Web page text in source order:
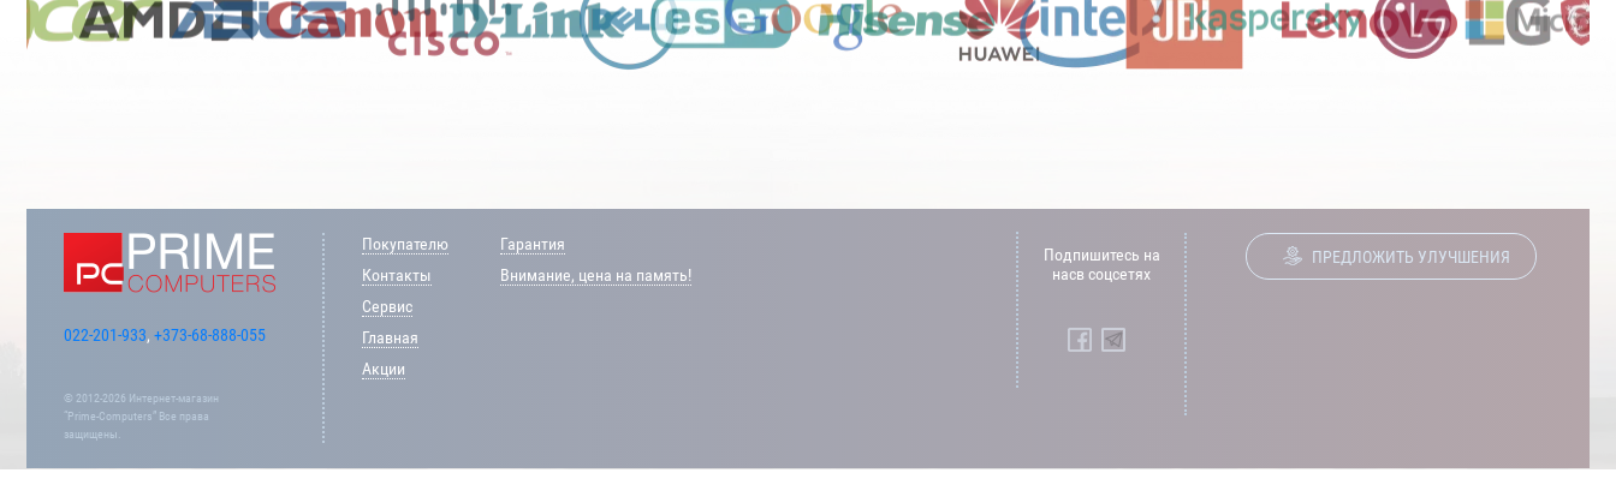
022-201-933, +373-68-888-055
© 2012-2026 Интернет-магазин
“Prime-Computers” Все права
защищены.
Покупателю
Контакты
Сервис
Главная
Акции
Гарантия
Внимание, цена на память!
Подпишитесь на
насв соцсетях
ПРЕДЛОЖИТЬ УЛУЧШЕНИЯ